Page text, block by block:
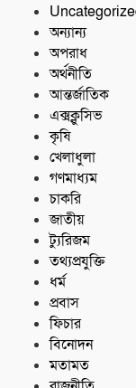
অন্যান্য
অপরাধ
অর্থনীতি
আন্তর্জাতিক
এক্সক্লুসিভ
কৃষি
খেলাধুলা
গণমাধ্যম
চাকরি
জাতীয়
ট্যুরিজম
তথ্যপ্রযুক্তি
ধর্ম
প্রবাস
ফিচার
বিনোদন
মতামত